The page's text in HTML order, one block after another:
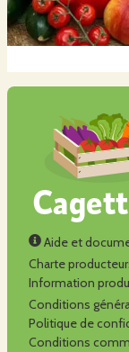
Aide et
Charte
Information
Conditions
Politique de
Conditions